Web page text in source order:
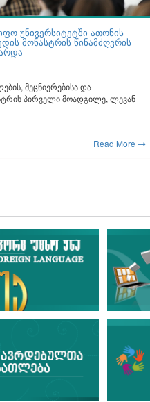
უნივერსიტეტში ათონის
მონასტრის წინამძღვრის
მეცნიერებისა და
პირველი მოადგილე, ლევან
Read More